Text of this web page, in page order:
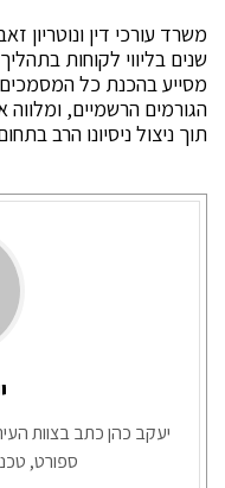
משרד עורכי דין ונוטריון
שנים בליווי לקוחות
מסייע בהכנת כל
הגורמים הרשמיים,
תוך ניצול ניסיונו הרב
יעקב כהן כתב בצוות
ספורט,